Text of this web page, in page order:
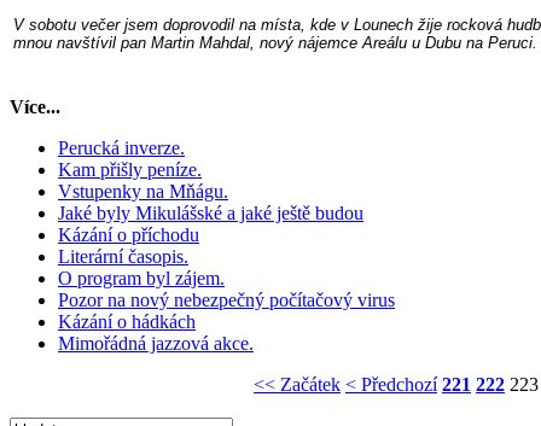
V sobotu večer jsem doprovodil na místa, kde v Lounech žije rocková
mnou navštívil pan Martin Mahdal, nový nájemce Areálu u Dubu na Peruci.
Více...
Perucká inverze.
Kam přišly peníze.
Vstupenky na Mňágu.
Jaké byly Mikulášské a jaké ještě budou
Kázání o příchodu
Literární časopis.
O program byl zájem.
Pozor na nový nebezpečný počítačový virus
Kázání o hádkách
Mimořádná jazzová akce.
<< Začátek < Předchozí 221 222 223